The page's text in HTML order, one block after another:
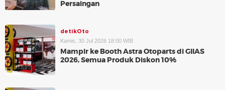
Persaingan
detikOto
Kamis, 30 Jul 2026 18:00 WIB
Mampir ke Booth Astra Otoparts di GIIAS
2026, Semua Produk Diskon 10%